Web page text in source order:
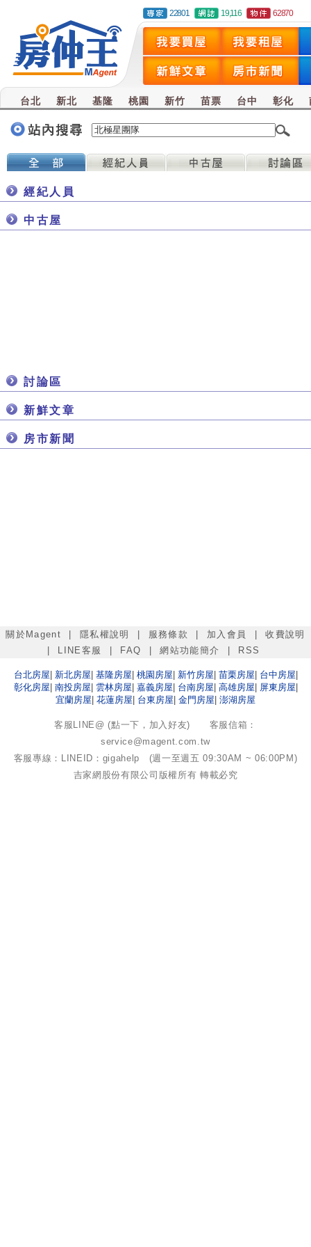
22801 19,116 62870
台北 新北 基隆 桃園 新竹 苗票 台中 彰化
經紀人員
中古屋
討論區
新鮮文章
房市新聞
關於Magent 隱私權說明 服務條款 加入會員
收費說明
LINE客服 FAQ 網站功能簡介 RSS
台北房屋 新北房屋 基隆房屋 桃園 房屋 新竹房屋 苗栗房屋 台中房屋
彰化房屋 南投房屋 雲林房屋 嘉義房屋 台南房屋 高雄房屋 屏東房屋
宜蘭房屋 花蓮房屋 台東房屋 金門 房屋 澎湖房屋
客服LINE@ (點一下，加入好友) 客服信箱：
service@magent.com.tw
客服專線：LINEID：gigahelp (週一至週五 09:30AM ~ 06:00PM)
吉家網股份有限公司 版權所有 轉載必究